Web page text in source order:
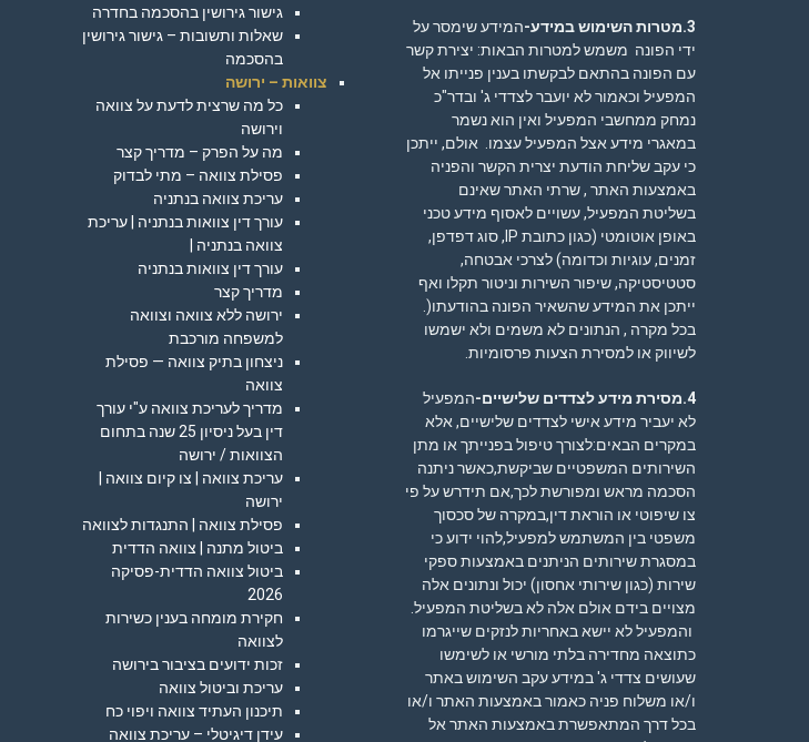
3.מטרות השימוש במידע-
המידע שימסר על
ידי הפונה משמש למטרות הבאות: יצירת קשר
עם הפונה בהתאם לבקשתו בענין פנייתו אל
המפעיל וכאמור לא יועבר לצדדי ג' ובדר"כ
נמחק ממחשבי המפעיל ואין הוא נשמר
במאגרי מידע אצל המפעיל עצמו. אולם, ייתכן
כי עקב שליחת הודעת יצרית הקשר והפניה
באמצעות האתר , שרתי האתר שאינם
בשליטת המפעיל, עשויים לאסוף מידע טכני
באופן אוטומטי (כגון כתובת IP, סוג דפדפן,
זמנים, עוגיות וכדומה) לצרכי אבטחה,
סטטיסטיקה, שיפור השירות וניטור תקלו ואף
ייתכן את המידע שהשאיר הפונה בהודעתו(.
בכל מקרה , הנתונים לא משמים ולא ישמשו
לשיווק או למסירת הצעות פרסומיות.
4.מסירת מידע לצדדים שלישיים-
המפעיל
לא יעביר מידע אישי לצדדים שלישיים, אלא
במקרים הבאים:לצורך טיפול בפנייתך או מתן
השירותים המשפטיים שביקשת,כאשר ניתנה
הסכמה מראש ומפורשת לכך,אם תידרש על פי
צו שיפוטי או הוראת דין,במקרה של סכסוך
משפטי בין המשתמש למפעיל,להוי ידוע כי
במסגרת שירותים הניתנים באמצעות ספקי
שירות (כגון שירותי אחסון) יכול ונתונים אלה
מצויים בידם אולם אלה לא בשליטת המפעיל.
והמפעיל לא יישא באחריות לנזקים שייגרמו
כתוצאה מחדירה בלתי מורשי או לשימשו
שעושים צדדי ג' במידע עקב השימוש באתר
ו/או משלוח פניה כאמור באמצעות האתר ו/או
בכל דרך המתאפשרת באמצעות האתר אל
גישור גירושין בהסכמה בחדרה
שאלות ותשובות – גישור גירושין
בהסכמה
צוואות – ירושה
כל מה שרצית לדעת על צוואה
וירושה
מה על הפרק – מדריך קצר
פסילת צוואה – מתי לבדוק
עריכת צוואה בנתניה
עורך דין צוואות בנתניה | עריכת
צוואה בנתניה |
עורך דין צוואות בנתניה
מדריך קצר
ירושה ללא צוואה וצוואה
למשפחה מורכבת
ניצחון בתיק צוואה — פסילת
צוואה
מדריך לעריכת צוואה ע"י עורך
דין בעל ניסיון 25 שנה בתחום
הצוואות / ירושה
עריכת צוואה | צו קיום צוואה |
ירושה
פסילת צוואה | התנגדות לצוואה
ביטול מתנה | צוואה הדדית
ביטול צוואה הדדית-פסיקה
2026
חקירת מומחה בענין כשירות
לצוואה
זכות ידועים בציבור בירושה
עריכת וביטול צוואה
תיכנון העתיד צוואה ויפוי כח
עידן דיגיטלי – עריכת צוואה